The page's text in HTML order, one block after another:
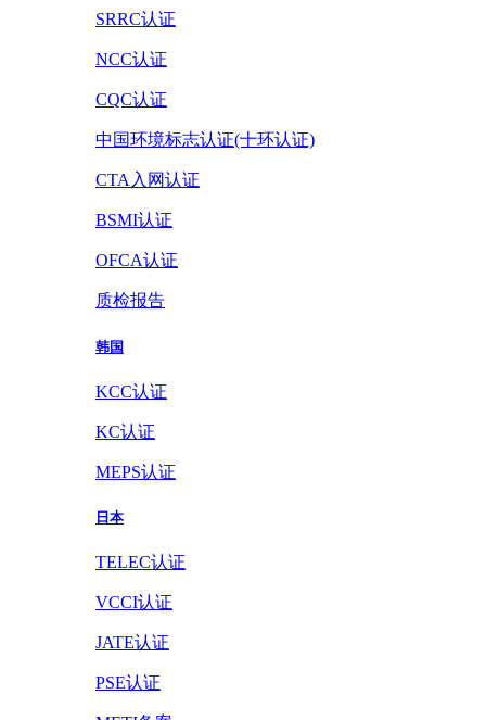
SRRC认证
NCC认证
CQC认证
中国环境标志认证(十环认证)
CTA入网认证
BSMI认证
OFCA认证
质检报告
韩国
KCC认证
KC认证
MEPS认证
日本
TELEC认证
VCCI认证
JATE认证
PSE认证